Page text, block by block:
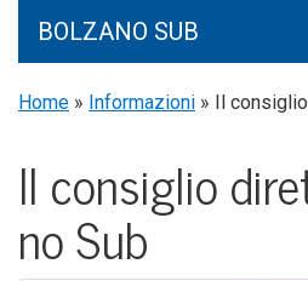
BOLZANO SUB
Home » Informazioni » Il
Il con­si­glio
no Sub